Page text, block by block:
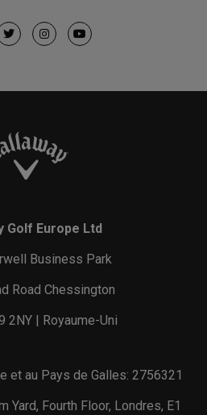
Golf Europe Ltd
Business Park
Road Chessington
2NY | Royaume-Uni
et au Pays de Galles: 2756321
Fourth Floor, Londres, E1